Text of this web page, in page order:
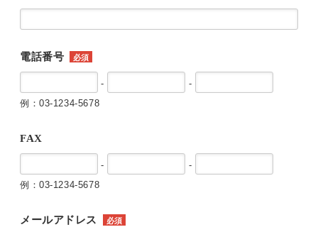
電話番号 必須
-
-
例：03-1234-5678
FAX
-
-
例：03-1234-5678
メールアドレス 必須